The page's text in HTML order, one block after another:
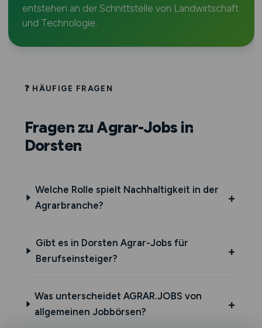
entstehen an der Schnittstelle von Landwirtschaft
und Technologie.
❓ HÄUFIGE FRAGEN
Fragen zu Agrar-Jobs in
Dorsten
Welche Rolle spielt Nachhaltigkeit in der
Agrarbranche?
Gibt es in Dorsten Agrar-Jobs für
Berufseinsteiger?
Was unterscheidet AGRAR.JOBS von
allgemeinen Jobbörsen?